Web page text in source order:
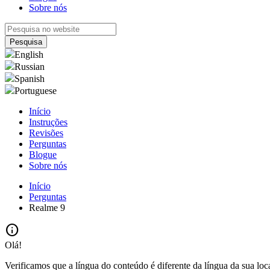
Sobre nós
English
Russian
Spanish
Portuguese
Início
Instruções
Revisões
Perguntas
Blogue
Sobre nós
Início
Perguntas
Realme 9
info
Olá!
Verificamos que a língua do conteúdo é diferente da língua da sua